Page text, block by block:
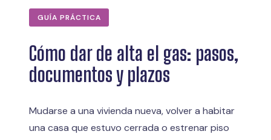
GUÍA PRÁCTICA
Cómo dar de alta el gas: pasos,
documentos y plazos
Mudarse a una vivienda nueva, volver a habitar
una casa que estuvo cerrada o estrenar piso